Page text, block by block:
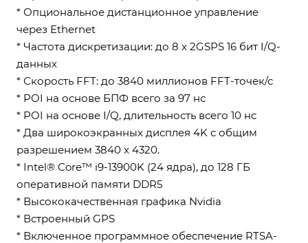
* Опциональное дистанционное управление
через Ethernet
* Частота дискретизации: до 8 x 2GSPS 16 бит I/Q-
данных
* Скорость FFT: до 3840 миллионов FFT-точек/с
* POI на основе БПФ всего за 97 нс
* POI на основе I/Q, длительность всего 10 нс
* Два широкоэкранных дисплея 4K с общим
разрешением 3840 x 4320.
* Intel® Core™ i9-13900K (24 ядра), до 128 ГБ
оперативной памяти DDR5
* Высококачественная графика Nvidia
* Встроенный GPS
* Включенное программное обеспечение RTSA-